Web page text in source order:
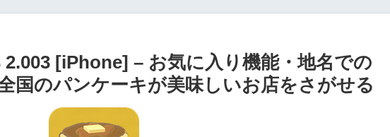
[iPhone] – お気に入り機能・地名での
国のパンケーキが美味しいお店をさがせる